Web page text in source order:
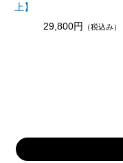
上】
29,800円
（税込み）